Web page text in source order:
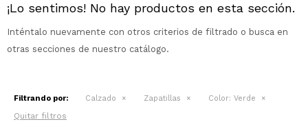
¡Lo sentimos! No hay productos en esta sección.
Inténtalo nuevamente con otros criterios de filtrado o busca en
otras secciones de nuestro catálogo.
Filtrando por: Calzado Zapatillas Color: Verde
Quitar filtros